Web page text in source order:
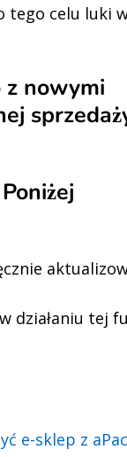
tego celu luki
z nowymi
działaniu tej
e-sklep z